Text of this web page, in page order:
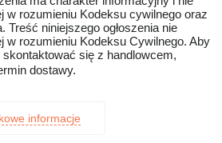
w rozumieniu Kodeksu cywilnego oraz
Treść niniejszego ogłoszenia nie
w rozumieniu Kodeksu Cywilnego. Aby
się z handlowcem,
dostawy.
informacje